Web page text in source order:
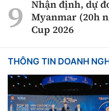
Nhận định, dự
Myanmar (20h
Cup 2026
THÔNG TIN DOANH